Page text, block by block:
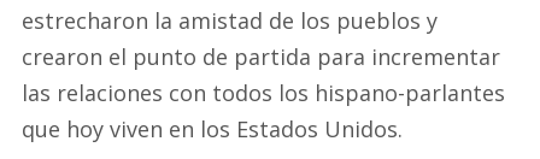
estrecharon la amistad de los pueblos y
crearon el punto de partida para incrementar
las relaciones con todos los hispano-parlantes
que hoy viven en los Estados Unidos.